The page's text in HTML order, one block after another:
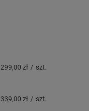
299,00 zł / szt.
339,00 zł / szt.